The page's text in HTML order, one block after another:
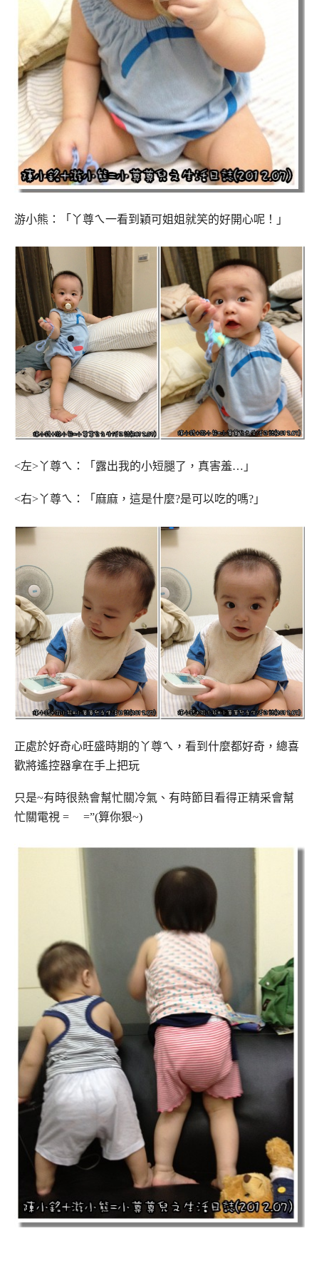
游小熊：「丫尊ㄟ一看到穎可姐姐就笑的好開心呢！」
<左>丫尊ㄟ：「露出我的小短腿了，真害羞…」
<右>丫尊ㄟ：「麻麻，這是什麼?是可以吃的嗎?」
正處於好奇心旺盛時期的丫尊ㄟ，看到什麼都好奇，總喜
歡將遙控器拿在手上把玩
只是~有時很熱會幫忙關冷氣、有時節目看得正精采會幫
忙關電視 = =”(算你狠~)